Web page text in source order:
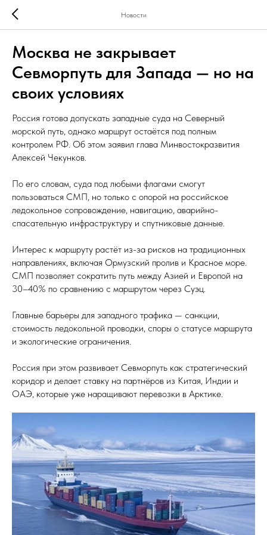
Новости
Москва не закрывает
Севморпуть для Запада — но на
своих условиях
Россия готова допускать западные суда на Северный
морской путь, однако маршрут остаётся под полным
контролем РФ. Об этом заявил глава Минвостокразвития
Алексей Чекунков.
По его словам, суда под любыми флагами смогут
пользоваться СМП, но только с опорой на российское
ледокольное сопровождение, навигацию, аварийно-
спасательную инфраструктуру и спутниковые данные.
Интерес к маршруту растёт из-за рисков на традиционных
направлениях, включая Ормузский пролив и Красное море.
СМП позволяет сократить путь между Азией и Европой на
30–40% по сравнению с маршрутом через Суэц.
Главные барьеры для западного трафика — санкции,
стоимость ледокольной проводки, споры о статусе маршрута
и экологические ограничения.
Россия при этом развивает Севморпуть как стратегический
коридор и делает ставку на партнёров из Китая, Индии и
ОАЭ, которые уже наращивают перевозки в Арктике.